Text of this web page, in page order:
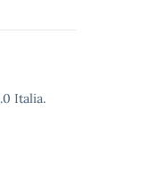
Italia.